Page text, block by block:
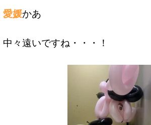
愛媛かあ
中々遠いですね・・・！